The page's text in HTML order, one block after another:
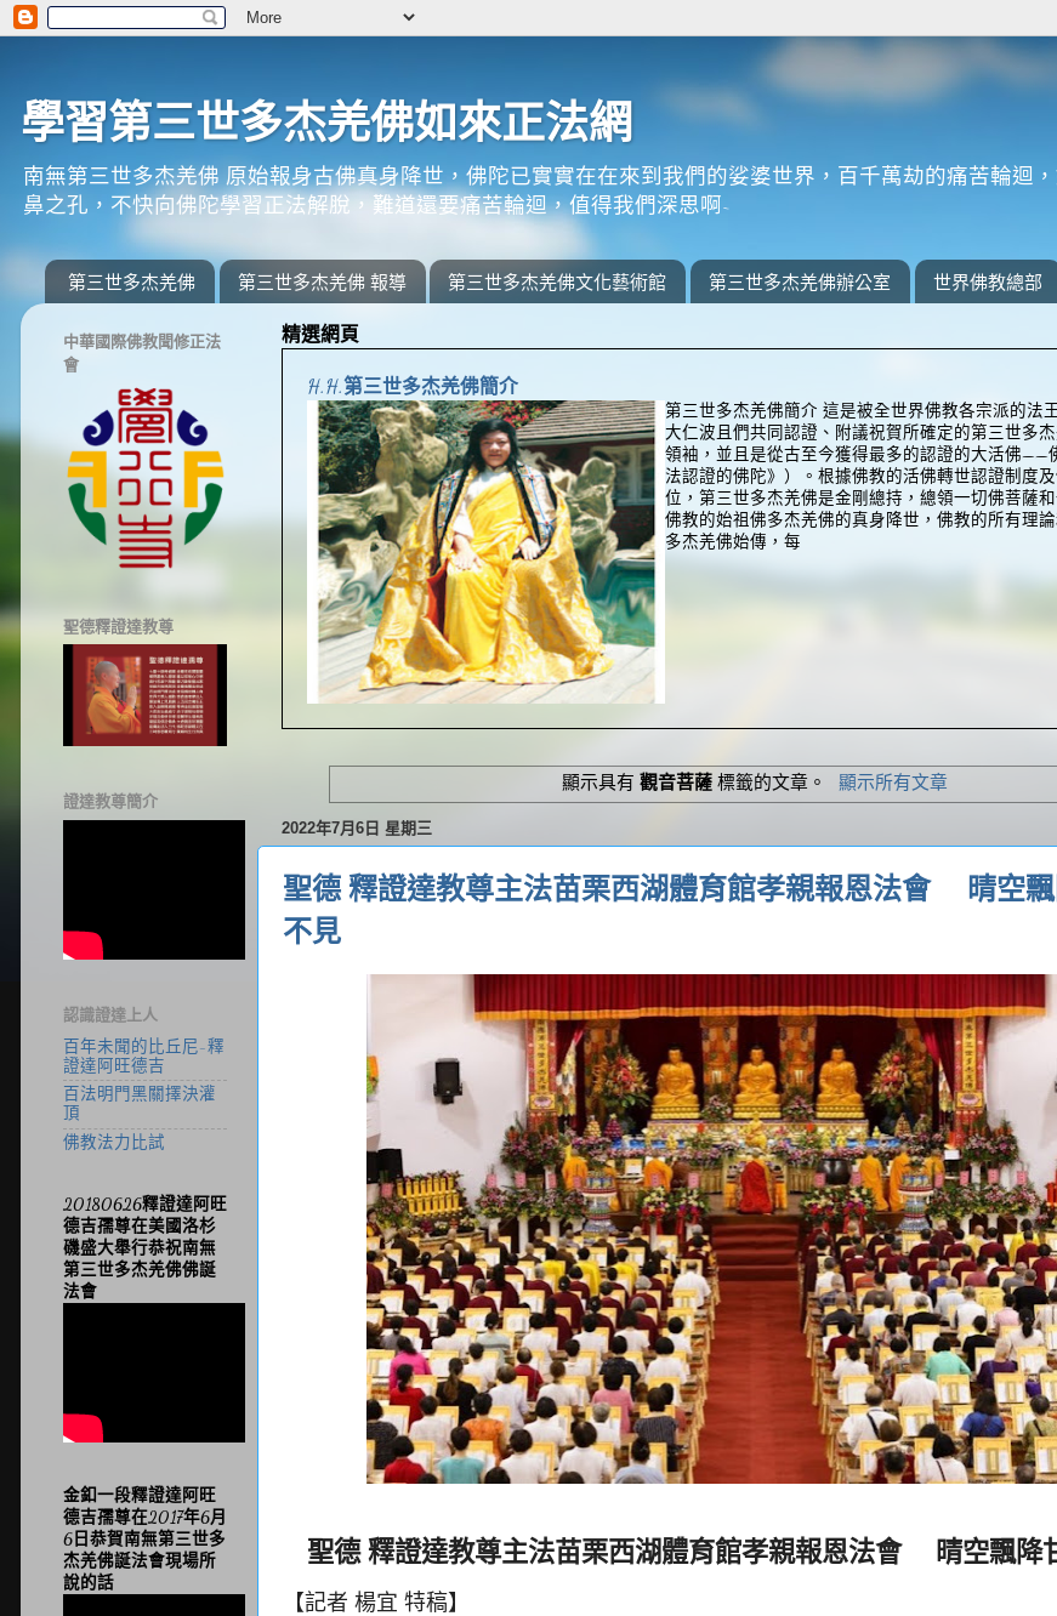
學習第三世多杰羌佛如來正法網
南無第三世多杰羌佛 原始報身古佛真身降世，佛陀已實實在在來到我們的娑婆世界，百千萬劫的痛苦輪迴
鼻之孔，不快向佛陀學習正法解脫，難道還要痛苦輪迴，值得我們深思啊~
第三世多杰羌佛 第三世多杰羌佛 報導 第三世多杰羌佛文化藝術館 第三世多杰羌佛辦公室 世界佛教總部
精選網頁
H.H.第三世多杰羌佛簡介
第三世多杰羌佛簡介 這是被全世界佛教各宗派的法
大仁波且們共同認證、附議祝賀所確定的第三世多
領袖，並且是從古至今獲得最多的認證的大活佛——
法認證的佛陀》）。根據佛教的活佛轉世認證制度
位，第三世多杰羌佛是金剛總持，總領一切佛菩薩
佛教的始祖佛多杰羌佛的真身降世，佛教的所有理
多杰羌佛始傳，每
顯示具有觀音菩薩 標籤的文章。 顯示所有文章
2022年7月6日 星期三
聖德 釋證達教尊主法苗栗西湖體育館孝親報恩法會 晴空
不見
聖德 釋證達教尊主法苗栗西湖體育館孝親報恩法會 晴空飄降
【記者 楊宜 特稿】
中華國際佛教聞修正法
會
聖德釋證達教尊
證達教尊簡介
認識證達上人
百年未聞的比丘尼-釋
證達阿旺德吉
百法明門黑關擇決灌
頂
佛教法力比試
20180626釋證達阿旺
德吉孺尊在美國洛杉
磯盛大舉行恭祝南無
第三世多杰羌佛佛誕
法會
金釦一段釋證達阿旺
德吉孺尊在2017年6月
6日恭賀南無第三世多
杰羌佛誕法會現場所
說的話